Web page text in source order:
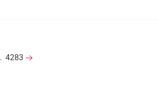
4283